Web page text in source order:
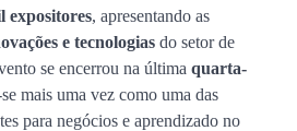
expositores, apresentando as
e tecnologias do setor de
se encerrou na última quarta-
mais uma vez como uma das
para negócios e aprendizado no